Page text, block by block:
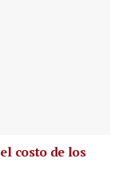
costo de los